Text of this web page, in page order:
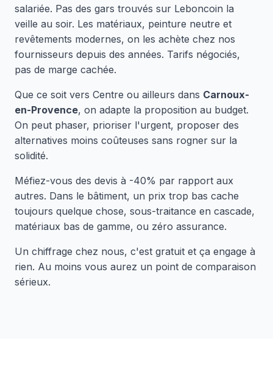
salariée. Pas des gars trouvés sur Leboncoin la
veille au soir. Les matériaux, peinture neutre et
revêtements modernes, on les achète chez nos
fournisseurs depuis des années. Tarifs négociés,
pas de marge cachée.
Que ce soit vers Centre ou ailleurs dans Carnoux-
en-Provence, on adapte la proposition au budget.
On peut phaser, prioriser l'urgent, proposer des
alternatives moins coûteuses sans rogner sur la
solidité.
Méfiez-vous des devis à -40% par rapport aux
autres. Dans le bâtiment, un prix trop bas cache
toujours quelque chose, sous-traitance en cascade,
matériaux bas de gamme, ou zéro assurance.
Un chiffrage chez nous, c'est gratuit et ça engage à
rien. Au moins vous aurez un point de comparaison
sérieux.